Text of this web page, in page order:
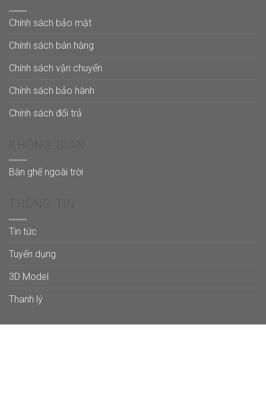
Chính sách bảo mật
Chính sách bán hàng
Chính sách vận chuyển
Chính sách bảo hành
Chính sách đổi trả
Bàn ghế ngoài trời
Tin tức
Tuyển dụng
3D Model
Thanh lý